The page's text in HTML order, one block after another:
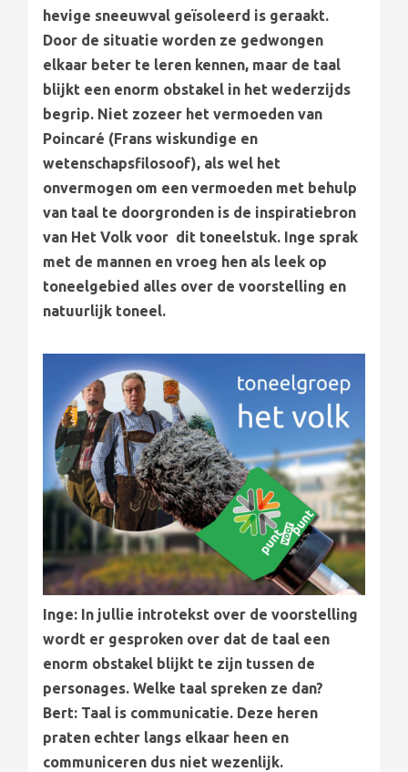
hevige sneeuwval geïsoleerd is geraakt.
Door de situatie worden ze gedwongen
elkaar beter te leren kennen, maar de taal
blijkt een enorm obstakel in het wederzijds
begrip. Niet zozeer het vermoeden van
Poincaré (Frans wiskundige en
wetenschapsfilosoof), als wel het
onvermogen om een vermoeden met behulp
van taal te doorgronden is de inspiratiebron
van Het Volk voor dit toneelstuk. Inge sprak
met de mannen en vroeg hen als leek op
toneelgebied alles over de voorstelling en
natuurlijk toneel.
Inge: In jullie introtekst over de voorstelling
wordt er gesproken over dat de taal een
enorm obstakel blijkt te zijn tussen de
personages. Welke taal spreken ze dan?
Bert: Taal is communicatie. Deze heren
praten echter langs elkaar heen en
communiceren dus niet wezenlijk.